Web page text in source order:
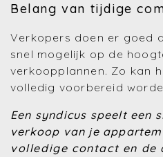
Belang van tijdige
Verkopers doen er goed
snel mogelijk op de
verkoopplannen. Zo kan
volledig voorbereid
Een syndicus speelt een
verkoop van je
volledige contact en